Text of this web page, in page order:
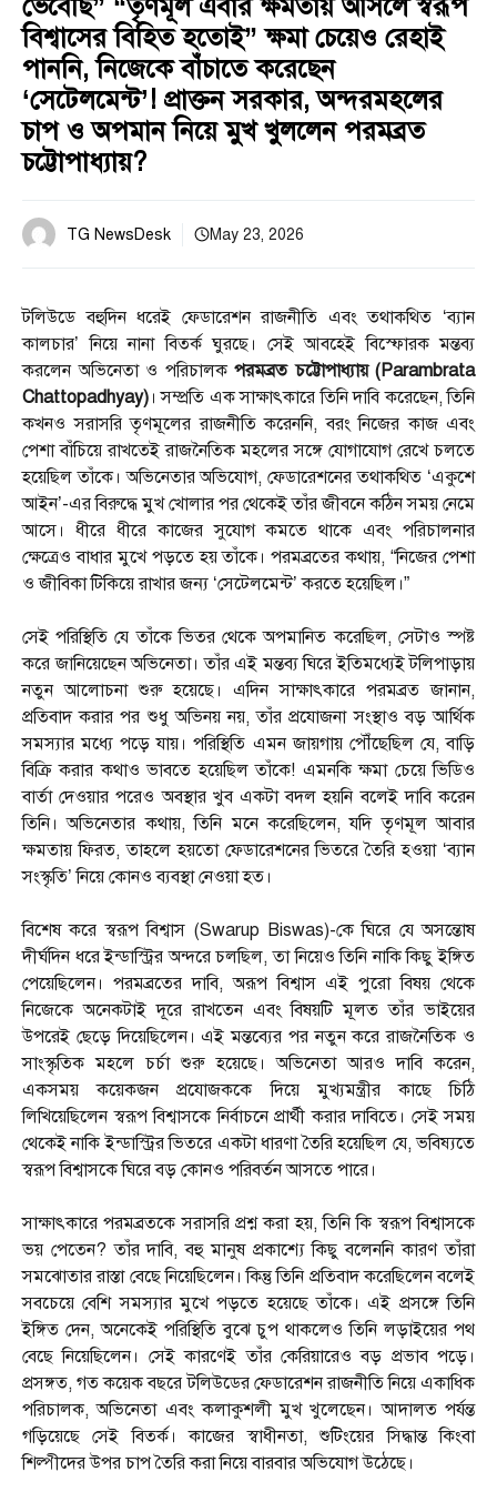
ভেবেছি” “তৃণমূল এবার ক্ষমতায় আসলে স্বরূপ
বিশ্বাসের বিহিত হতোই” ক্ষমা চেয়েও রেহাই
পাননি, নিজেকে বাঁচাতে করেছেন
‘সেটেলমেন্ট’! প্রাক্তন সরকার, অন্দরমহলের
চাপ ও অপমান নিয়ে মুখ খুললেন পরমব্রত
চট্টোপাধ্যায়?
TG NewsDesk May 23, 2026
টলিউডে বহুদিন ধরেই ফেডারেশন রাজনীতি এবং তথাকথিত ‘ব্যান
কালচার’ নিয়ে নানা বিতর্ক ঘুরছে। সেই আবহেই বিস্ফোরক মন্তব্য
করলেন অভিনেতা ও পরিচালক পরমব্রত চট্টোপাধ্যায় (Parambrata
Chattopadhyay) । সম্প্রতি এক সাক্ষাৎকারে তিনি দাবি করেছেন, তিনি
কখনও সরাসরি তৃণমূলের রাজনীতি করেননি, বরং নিজের কাজ এবং
পেশা বাঁচিয়ে রাখতেই রাজনৈতিক মহলের সঙ্গে যোগাযোগ রেখে চলতে
হয়েছিল তাঁকে। অভিনেতার অভিযোগ, ফেডারেশনের তথাকথিত ‘একুশে
আইন’-এর বিরুদ্ধে মুখ খোলার পর থেকেই তাঁর জীবনে কঠিন সময় নেমে
আসে। ধীরে ধীরে কাজের সুযোগ কমতে থাকে এবং পরিচালনার
ক্ষেত্রেও বাধার মুখে পড়তে হয় তাঁকে। পরমব্রতের কথায়, “নিজের পেশা
ও জীবিকা টিকিয়ে রাখার জন্য ‘সেটেলমেন্ট’ করতে হয়েছিল।”
সেই পরিস্থিতি যে তাঁকে ভিতর থেকে অপমানিত করেছিল, সেটাও স্পষ্ট
করে জানিয়েছেন অভিনেতা। তাঁর এই মন্তব্য ঘিরে ইতিমধ্যেই টলিপাড়ায়
নতুন আলোচনা শুরু হয়েছে। এদিন সাক্ষাৎকারে পরমব্রত জানান,
প্রতিবাদ করার পর শুধু অভিনয় নয়, তাঁর প্রযোজনা সংস্থাও বড় আর্থিক
সমস্যার মধ্যে পড়ে যায়। পরিস্থিতি এমন জায়গায় পৌঁছেছিল যে, বাড়ি
বিক্রি করার কথাও ভাবতে হয়েছিল তাঁকে! এমনকি ক্ষমা চেয়ে ভিডিও
বার্তা দেওয়ার পরেও অবস্থার খুব একটা বদল হয়নি বলেই দাবি করেন
তিনি। অভিনেতার কথায়, তিনি মনে করেছিলেন, যদি তৃণমূল আবার
ক্ষমতায় ফিরত, তাহলে হয়তো ফেডারেশনের ভিতরে তৈরি হওয়া ‘ব্যান
সংস্কৃতি’ নিয়ে কোনও ব্যবস্থা নেওয়া হত।
বিশেষ করে স্বরূপ বিশ্বাস (Swarup Biswas)-কে ঘিরে যে অসন্তোষ
দীর্ঘদিন ধরে ইন্ডাস্ট্রির অন্দরে চলছিল, তা নিয়েও তিনি নাকি কিছু ইঙ্গিত
পেয়েছিলেন। পরমব্রতের দাবি, অরূপ বিশ্বাস এই পুরো বিষয় থেকে
নিজেকে অনেকটাই দূরে রাখতেন এবং বিষয়টি মূলত তাঁর ভাইয়ের
উপরেই ছেড়ে দিয়েছিলেন। এই মন্তব্যের পর নতুন করে রাজনৈতিক ও
সাংস্কৃতিক মহলে চর্চা শুরু হয়েছে। অভিনেতা আরও দাবি করেন,
একসময় কয়েকজন প্রযোজককে দিয়ে মুখ্যমন্ত্রীর কাছে চিঠি
লিখিয়েছিলেন স্বরূপ বিশ্বাসকে নির্বাচনে প্রার্থী করার দাবিতে। সেই সময়
থেকেই নাকি ইন্ডাস্ট্রির ভিতরে একটা ধারণা তৈরি হয়েছিল যে, ভবিষ্যতে
স্বরূপ বিশ্বাসকে ঘিরে বড় কোনও পরিবর্তন আসতে পারে।
সাক্ষাৎকারে পরমব্রতকে সরাসরি প্রশ্ন করা হয়, তিনি কি স্বরূপ বিশ্বাসকে
ভয় পেতেন? তাঁর দাবি, বহু মানুষ প্রকাশ্যে কিছু বলেননি কারণ তাঁরা
সমঝোতার রাস্তা বেছে নিয়েছিলেন। কিন্তু তিনি প্রতিবাদ করেছিলেন বলেই
সবচেয়ে বেশি সমস্যার মুখে পড়তে হয়েছে তাঁকে। এই প্রসঙ্গে তিনি
ইঙ্গিত দেন, অনেকেই পরিস্থিতি বুঝে চুপ থাকলেও তিনি লড়াইয়ের পথ
বেছে নিয়েছিলেন। সেই কারণেই তাঁর কেরিয়ারেও বড় প্রভাব পড়ে।
প্রসঙ্গত, গত কয়েক বছরে টলিউডের ফেডারেশন রাজনীতি নিয়ে একাধিক
পরিচালক, অভিনেতা এবং কলাকুশলী মুখ খুলেছেন। আদালত পর্যন্ত
গড়িয়েছে সেই বিতর্ক। কাজের স্বাধীনতা, শুটিংয়ের সিদ্ধান্ত কিংবা
শিল্পীদের উপর চাপ তৈরি করা নিয়ে বারবার অভিযোগ উঠেছে।